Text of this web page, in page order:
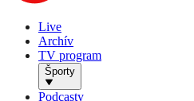
Live
Archív
TV program
Športy
Podcasty